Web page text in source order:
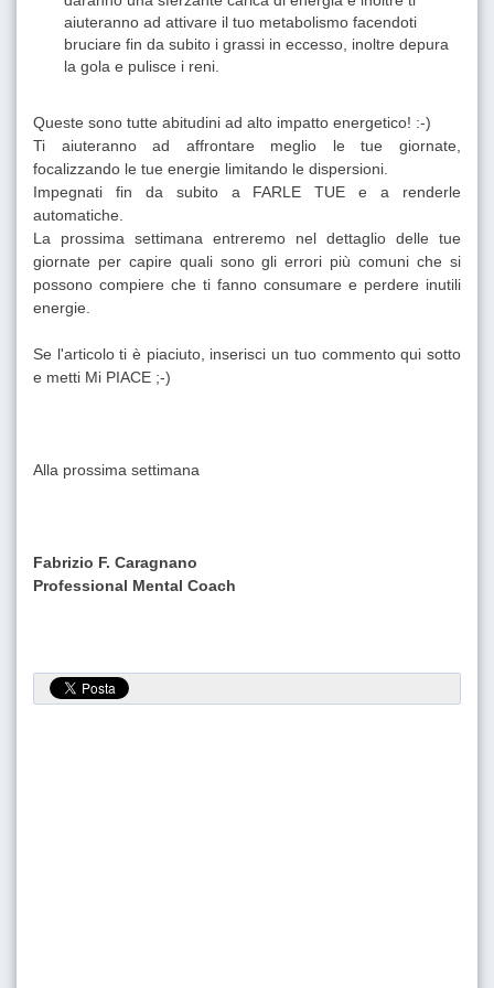
aiuteranno ad attivare il tuo metabolismo facendoti
bruciare fin da subito i grassi in eccesso, inoltre depura
la gola e pulisce i reni.
Queste sono tutte abitudini ad alto impatto energetico! :-)
Ti aiuteranno ad affrontare meglio le tue giornate,
focalizzando le tue energie limitando le dispersioni.
Impegnati fin da subito a FARLE TUE e a renderle
automatiche.
La prossima settimana entreremo nel dettaglio delle tue
giornate per capire quali sono gli errori più comuni che si
possono compiere che ti fanno consumare e perdere inutili
energie.
Se l'articolo ti è piaciuto, inserisci un tuo commento qui sotto
e metti Mi PIACE ;-)
Alla prossima settimana
Fabrizio F. Caragnano
Professional Mental Coach